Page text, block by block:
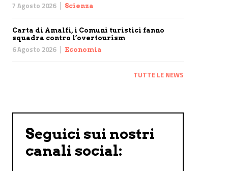
7 Agosto 2026 Scienza
Carta di Amalfi, i Comuni turistici fanno
squadra contro l’overtourism
6 Agosto 2026 Economia
TUTTE LE NEWS
Seguici sui nostri
canali social: